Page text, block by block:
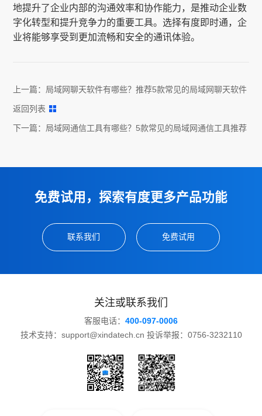
地提升了企业内部的沟通效率和协作能力，是推动企业数
字化转型和提升竞争力的重要工具。选择有度即时通，企
业将能够享受到更加流畅和安全的通讯体验。
上一篇： 局域网聊天软件有哪些？推荐5款常见的局域网聊天软件
返回列表
下一篇： 局域网通信工具有哪些？5款常见的局域网通信工具推荐
免费试用，探索有度更多产品功能
联系我们 免费试用
关注或联系我们
客服电话： 400-097-0006
技术支持：support@xindatech.cn 投诉举报：0756-3232110